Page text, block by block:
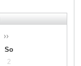
So
2